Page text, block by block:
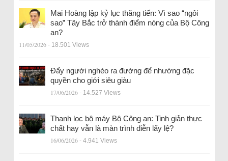
Mai Hoàng lập kỷ lục thăng tiến: Vì sao “ngôi
sao” Tây Bắc trở thành điểm nóng của Bộ Công
an?
11/05/2026 - 18.501 Views
Đẩy người nghèo ra đường để nhường đặc
quyền cho giới siêu giàu
17/06/2026 - 14.527 Views
Thanh lọc bộ máy Bộ Công an: Tinh giản thực
chất hay vẫn là màn trình diễn lấy lệ?
16/06/2026 - 4.941 Views